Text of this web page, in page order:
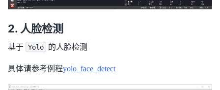
人脸检测
基于 Yolo 的人脸检测
具体请参考例程yolo_face_detect